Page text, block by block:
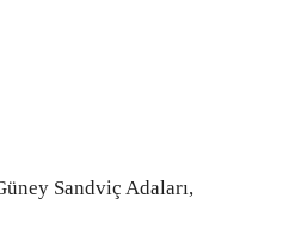
Sandviç Adaları,